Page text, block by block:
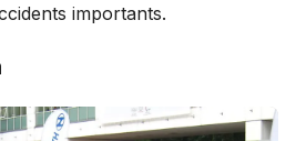
importants.